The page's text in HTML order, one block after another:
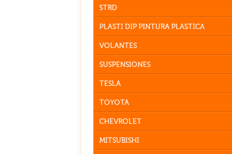
STRD
PLASTI DIP PINTURA PLASTICA
VOLANTES
SUSPENSIONES
TESLA
TOYOTA
CHEVROLET
MITSUBISHI